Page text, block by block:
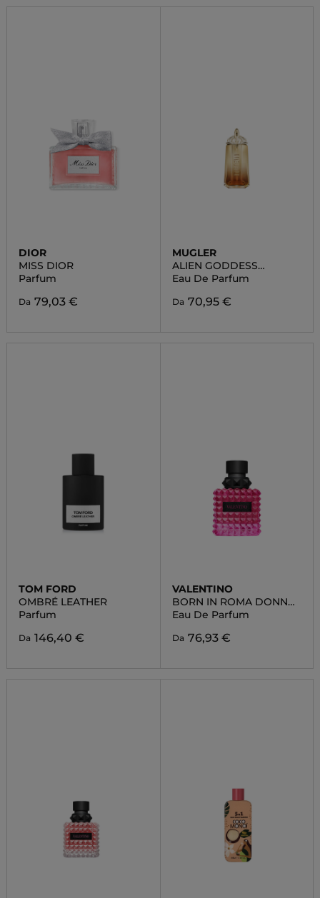
DIOR
MISS DIOR
Parfum
Da 79,03 €
MUGLER
ALIEN GODDESS
INTENSE
Eau De Parfum
Da 70,95 €
TOM FORD
OMBRÉ LEATHER
Parfum
Da 146,40 €
VALENTINO
BORN IN ROMA DONNA
EXTRADOSE
Eau De Parfum
Da 76,93 €